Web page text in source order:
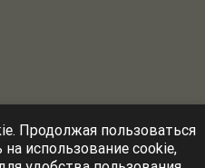
Продолжая пользоваться
использование cookie,